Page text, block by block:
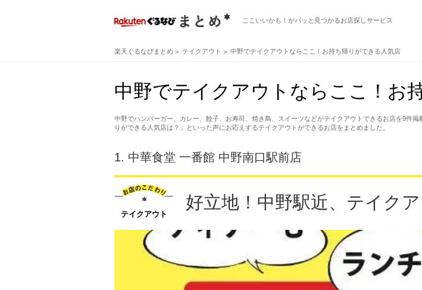
ここいいかも！がパッと見つかるお店探しサービス
楽天ぐるなびまとめ テイクアウト 中野でテイクアウトならここ！お持ち帰りができる人気店
中野でテイクアウトならここ！お
中野でハンバーガー、カレー、餃子、お寿司、焼き鳥、スイーツなどがテイクアウトできるお店を9件
りができる人気店は？」といった声にお応えするテイクアウトができるお店をまとめました。
1. 中華食堂 一番館 中野南口駅前店
テイクアウト
好立地！中野駅近、テイク